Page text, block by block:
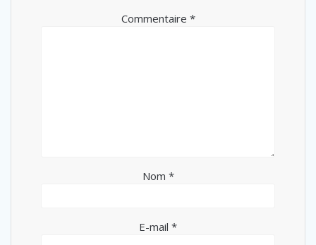
Commentaire *
Nom *
E-mail *